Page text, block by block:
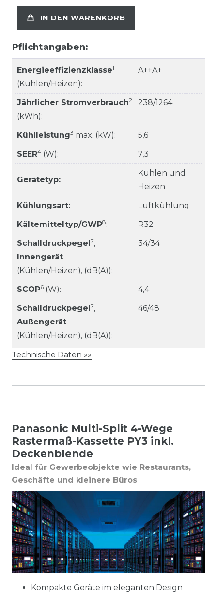
IN DEN WARENKORB
Pflichtangaben:
Energieeffizienzklasse1
(Kühlen/Heizen):
A++A+
Jährlicher Stromverbrauch2
(kWh):
238/1264
Kühlleistung3 max. (kW): 5,6
SEER4 (W): 7,3
Gerätetyp:
Kühlen und
Heizen
Kühlungsart: Luftkühlung
Kältemitteltyp/GWP8: R32
Schalldruckpegel 7,
Innengerät
(Kühlen/Heizen), (dB(A)):
34/34
SCOP6 (W): 4,4
Schalldruckpegel 7,
Außengerät
(Kühlen/Heizen), (dB(A)):
46/48
Technische Daten »»
Panasonic Multi-Split 4-Wege
Rastermaß-Kassette PY3 inkl.
Deckenblende
Ideal für Gewerbeobjekte wie Restaurants,
Geschäfte und kleinere Büros
Kompakte Geräte im eleganten Design